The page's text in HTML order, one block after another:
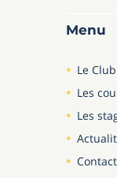
Menu
Le Club
Les
Les
Contact